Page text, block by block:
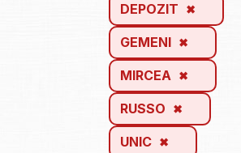
DEPOZIT
GEMENI
MIRCEA
RUSSO
UNIC